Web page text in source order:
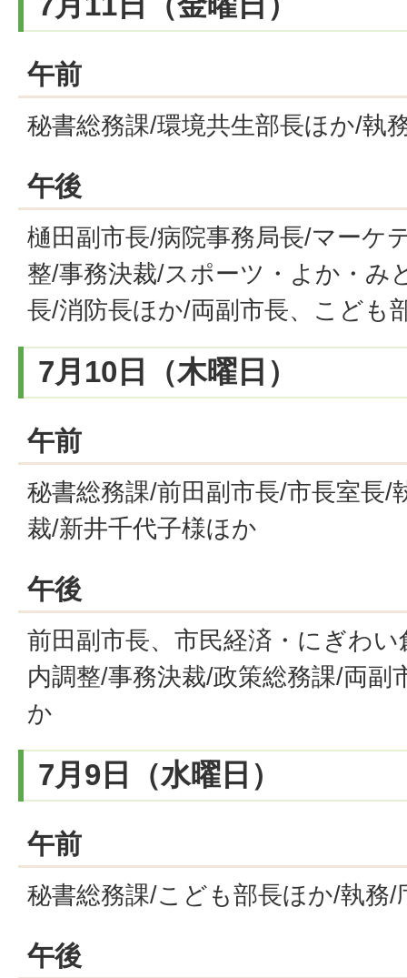
午前
秘書総務課/環境共生部長ほか/執
午後
樋田副市長/病院事務局長/マーケ
整/事務決裁/スポーツ・よか・み
長/消防長ほか/両副市長、こども
7月10日（木曜日）
午前
秘書総務課/前田副市長/市長室長/
裁/新井千代子様ほか
午後
前田副市長、市民経済・にぎわ
内調整/事務決裁/政策総務課/両副
か
7月9日（水曜日）
午前
秘書総務課/こども部長ほか/執務/
午後